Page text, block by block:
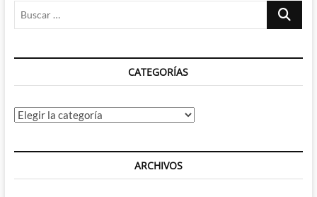
la
mano
Brian
y
Gleason
Buscar
CATEGORÍAS
Categorías
ARCHIVOS